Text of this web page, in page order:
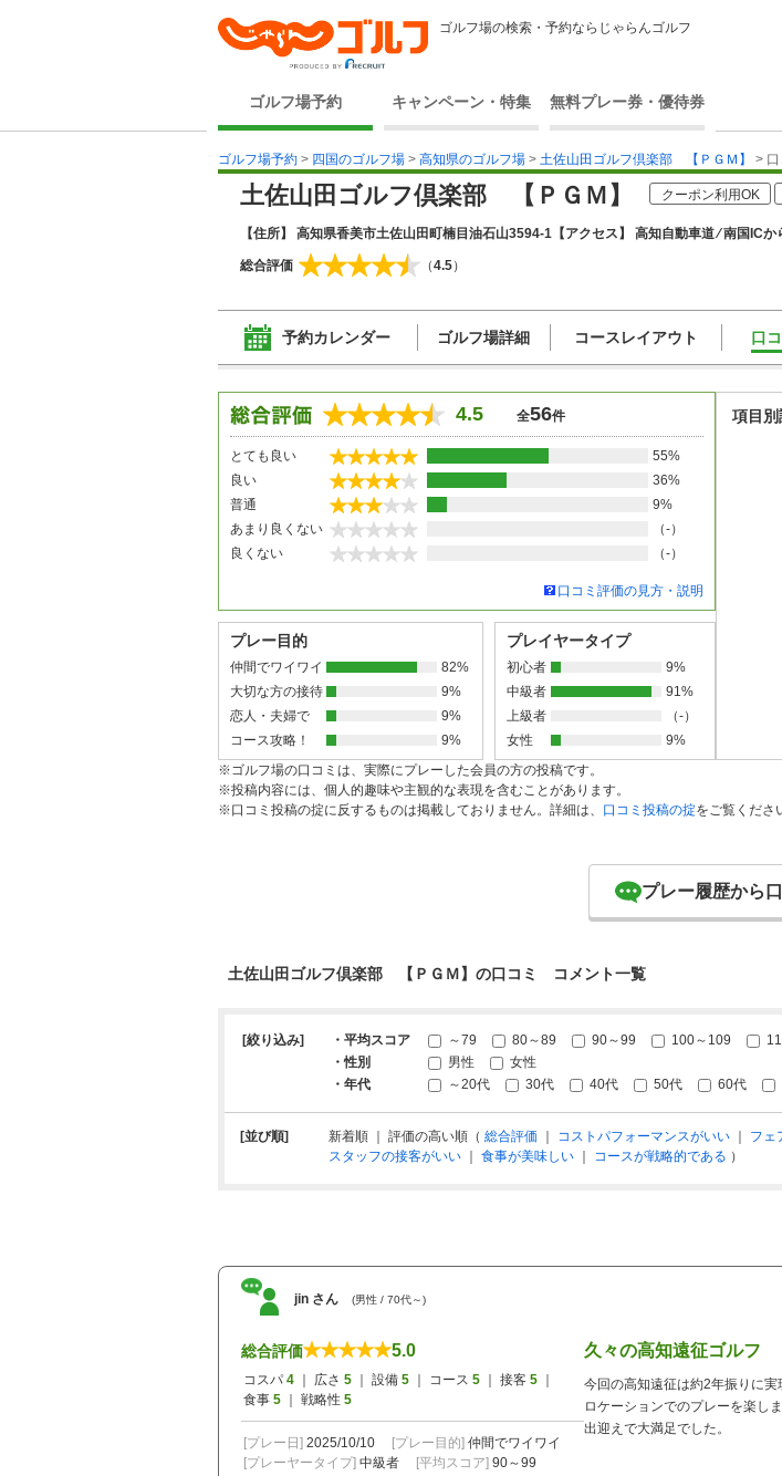
ゴルフ場の検索・予約ならじゃらんゴルフ
ゴルフ場予約 キャンペーン・特集 無料プレー券・優待券
ゴルフ場予約 > 四国のゴルフ場 > 高知県のゴルフ場 > 土佐山田ゴルフ倶楽部 【ＰＧＭ】 > 口
土佐山田ゴルフ倶楽部 【ＰＧＭ】 クーポン利用OK
【住所】 高知県香美市土佐山田町楠目油石山3594-1 【アクセス】 高知自動車道 ⁄ 南国IC
総合評価 （4.5）
予約カレンダー ゴルフ場詳細 コースレイアウト 口
4.5 全56件
とても良い
55%
良い
36%
普通
9%
あまり良くない
（-）
良くない
（-）
口コミ評価の見方・説明
プレー目的
仲間でワイワイ
82%
大切な方の接待
9%
恋人・夫婦で
9%
コース攻略！
9%
プレイヤータイプ
初心者
9%
中級者
91%
上級者
（-）
女性
9%
項目別
※ゴルフ場の口コミは、実際にプレーした会員の方の投稿です。
※投稿内容には、個人的趣味や主観的な表現を含むことがあります。
※口コミ投稿の掟に反するものは掲載しておりません。詳細は、 口コミ投稿の掟をご覧くださ
プレー履歴から
土佐山田ゴルフ倶楽部 【ＰＧＭ】の口コミ コメント一覧
[絞り込み] ・平均スコア ～79 80～89 90～99 100～109
・性別
男性
女性
・年代
～20代 30代 40代 50代 60代
[並び順] 新着順 ｜ 評価の高い順（ 総合評価 コストパフォーマンスがいい フェ
スタッフの接客がいい
食事が美味しい コースが戦略的である ）
jin さん (男性 / 70代～)
総合評価 5.0
コスパ 4 ｜ 広さ 5 ｜ 設備 5 ｜ コース 5 ｜ 接客 5
食事 5 ｜ 戦略性 5
[プレー日] 2025/10/10 [プレー目的] 仲間でワイワイ
[プレーヤータイプ] 中級者 [平均スコア] 90～99
久々の高知遠征ゴルフ
今回の高知遠征は約2年振りに
ロケーションでのプレーを楽し
出迎えで大満足でした。